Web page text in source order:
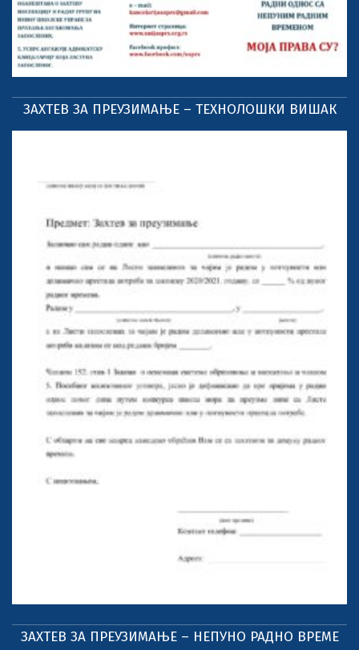
ЗАХТЕВ ЗА ПРЕУЗИМАЊЕ – ТЕХНОЛОШКИ ВИШАК
ЗАХТЕВ ЗА ПРЕУЗИМАЊЕ – НЕПУНО РАДНО ВРЕМЕ